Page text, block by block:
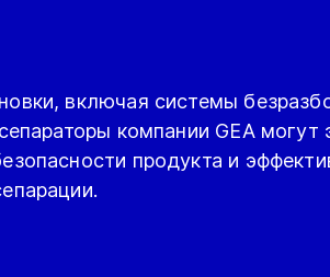
включая системы
компании GEA могут
продукта и